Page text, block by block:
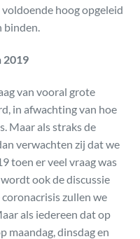
hoog opgeleid
binden.
2019
van vooral grote
in afwachting van hoe
Maar als straks de
verwachten zij dat we
toen er veel vraag was
ook de discussie
zullen we
als iedereen dat op
maandag, dinsdag en